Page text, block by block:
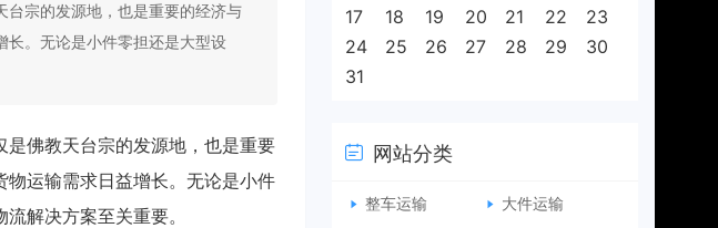
宗的发源地，也是重要的经济与
长。无论是小件零担还是大型设
佛教天台宗的发源地，也是重要
运输需求日益增长。无论是小件
解决方案至关重要。
17
18 19 20 21 22
23
24
25 26 27 28 29
30
31
网站分类
整车运输
大件运输